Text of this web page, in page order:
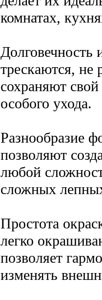
комнатах,
Долговечность
трескаются,
сохраняют
особого ухода.
Разнообразие
позволяют
любой
сложных
Простота
легко
позволяет
изменять